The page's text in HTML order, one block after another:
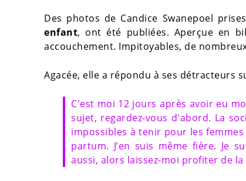
Des photos de Candice Swanepoel
enfant, ont été publiées. Aperçue en
accouchement. Impitoyables, de
Agacée, elle a répondu à ses détracteurs
C'est moi 12 jours après avoir eu
sujet, regardez-vous d'abord. La
impossibles à tenir pour les
partum. J’en suis même fière. Je
aussi, alors laissez-moi profiter de la